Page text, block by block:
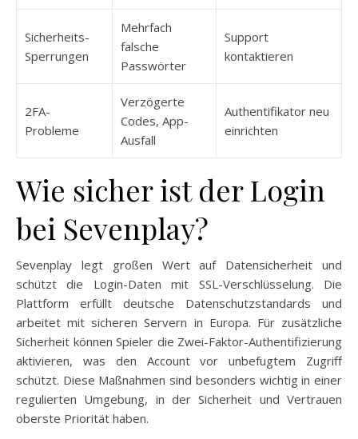
Sicherheits-
Sperrungen
Mehrfach
falsche
Passwörter
Support
kontaktieren
2FA-
Probleme
Verzögerte
Codes, App-
Ausfall
Authentifikator neu
einrichten
Wie sicher ist der Login
bei Sevenplay?
Sevenplay legt großen Wert auf Datensicherheit und
schützt die Login-Daten mit SSL-Verschlüsselung. Die
Plattform erfüllt deutsche Datenschutzstandards und
arbeitet mit sicheren Servern in Europa. Für zusätzliche
Sicherheit können Spieler die Zwei-Faktor-Authentifizierung
aktivieren, was den Account vor unbefugtem Zugriff
schützt. Diese Maßnahmen sind besonders wichtig in einer
regulierten Umgebung, in der Sicherheit und Vertrauen
oberste Priorität haben.